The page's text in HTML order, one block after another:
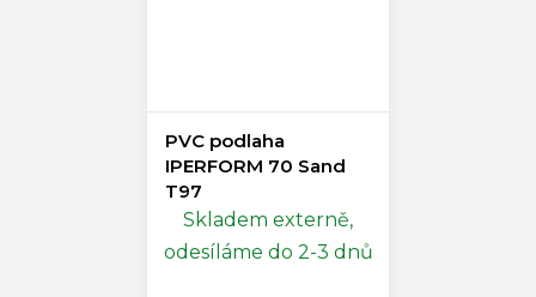
PVC podlaha
IPERFORM 70 Sand
T97
Skladem externě,
odesíláme do 2-3 dnů